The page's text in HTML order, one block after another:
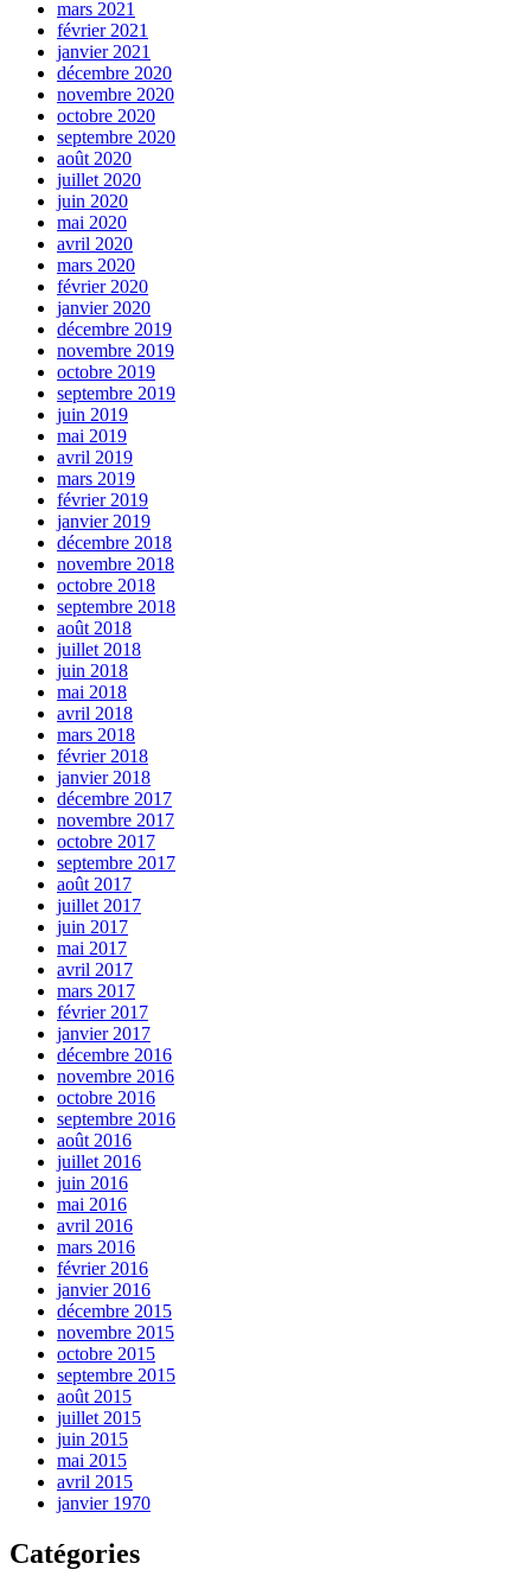
mars 2021
février 2021
janvier 2021
décembre 2020
novembre 2020
octobre 2020
septembre 2020
août 2020
juillet 2020
juin 2020
mai 2020
avril 2020
mars 2020
février 2020
janvier 2020
décembre 2019
novembre 2019
octobre 2019
septembre 2019
juin 2019
mai 2019
avril 2019
mars 2019
février 2019
janvier 2019
décembre 2018
novembre 2018
octobre 2018
septembre 2018
août 2018
juillet 2018
juin 2018
mai 2018
avril 2018
mars 2018
février 2018
janvier 2018
décembre 2017
novembre 2017
octobre 2017
septembre 2017
août 2017
juillet 2017
juin 2017
mai 2017
avril 2017
mars 2017
février 2017
janvier 2017
décembre 2016
novembre 2016
octobre 2016
septembre 2016
août 2016
juillet 2016
juin 2016
mai 2016
avril 2016
mars 2016
février 2016
janvier 2016
décembre 2015
novembre 2015
octobre 2015
septembre 2015
août 2015
juillet 2015
juin 2015
mai 2015
avril 2015
janvier 1970
Catégories